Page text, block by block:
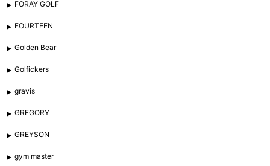
FORAY GOLF
FOURTEEN
Golden Bear
Golfickers
gravis
GREGORY
GREYSON
gym master